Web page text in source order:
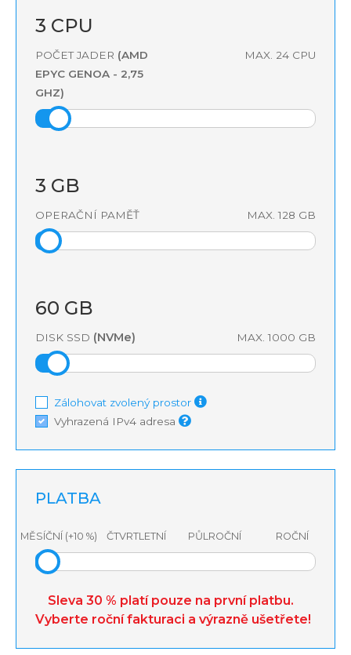
3 CPU
POČET JADER (AMD
EPYC GENOA - 2,75
GHZ)
MAX. 24 CPU
3 GB
OPERAČNÍ PAMĚŤ MAX.128 GB
60 GB
DISK SSD (NVMe) MAX. 1000 GB
Zálohovat zvolený prostor
Vyhrazená IPv4 adresa
PLATBA
MĚSÍČNÍ (+10 %) ČTVRTLETNÍ PŮLROČNÍ ROČNÍ
Sleva 30 % platí pouze na první platbu.
Vyberte roční fakturaci a výrazně ušetřete!